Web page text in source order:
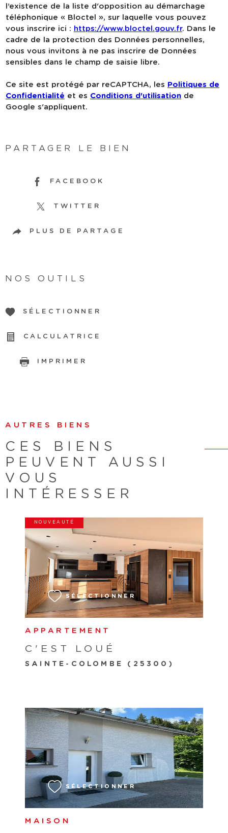
l’existence de la liste d'opposition au démarchage
téléphonique « Bloctel », sur laquelle vous pouvez
vous inscrire ici : https://www.bloctel.gouv.fr. Dans le
cadre de la protection des Données personnelles,
nous vous invitons à ne pas inscrire de Données
sensibles dans le champ de saisie libre.
Ce site est protégé par reCAPTCHA, les Politiques de
Confidentialité et es Conditions d'utilisation de
Google s'appliquent.
PARTAGER LE BIEN
FACEBOOK
TWITTER
PLUS DE PARTAGE
NOS OUTILS
SÉLECTIONNER
CALCULATRICE
IMPRIMER
AUTRES BIENS
CES BIENS
PEUVENT AUSSI
VOUS
INTÉRESSER
APPARTEMENT
C'EST LOUÉ
SAINTE-COLOMBE (25300)
NOUVEAUTÉ
SÉLECTIONNER
VOIR LE BIEN
MAISON
SÉLECTIONNER
VOIR LE BIEN